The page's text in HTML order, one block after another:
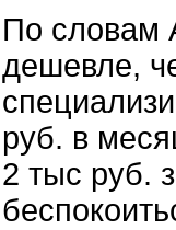
По словам
дешевле,
руб. в
2 тыс руб.